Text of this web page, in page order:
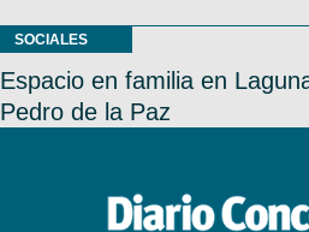
SOCIALES
Espacio en familia en
Pedro de la Paz